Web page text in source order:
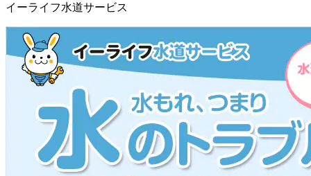
イーライフ水道サービス